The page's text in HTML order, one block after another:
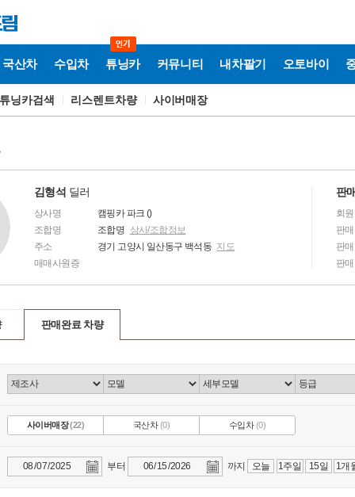
국산차 수입차 튜닝카 커뮤니티 내차팔기 오토바이
닝카검색 리스렌트차량 사이버매장
김형석 딜러
상사명
캠핑카 파크 ()
조합명
조합명 상사/조합정보
주소
경기 고양시 일산동구 백석동 지도
매매사원증
판
회
판
판
판
판매완료 차량
사이버매장(22) 국산차(0) 수입차(0)
부터 까지 오늘 1주일 15일 1개